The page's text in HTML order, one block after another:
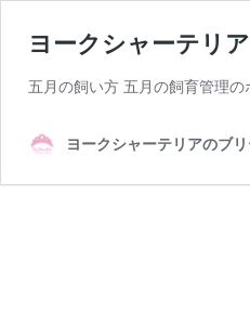
ヨークシャーテリ
五月の飼い方 五月の飼育管理
ヨークシャーテリアのブ